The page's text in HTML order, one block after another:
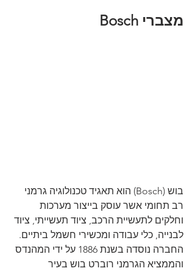
מצברי Bosch
בוש (Bosch) הוא תאגיד טכנולוגיה גרמני
רב תחומי אשר עוסק בייצור מערכות
וחלקים לתעשיית הרכב, ציוד תעשייתי, ציוד
לבנייה, כלי עבודה ומכשירי חשמל ביתיים.
החברה נוסדה בשנת 1886 על ידי המהנדס
והממציא הגרמני רוברט בוש בעיר